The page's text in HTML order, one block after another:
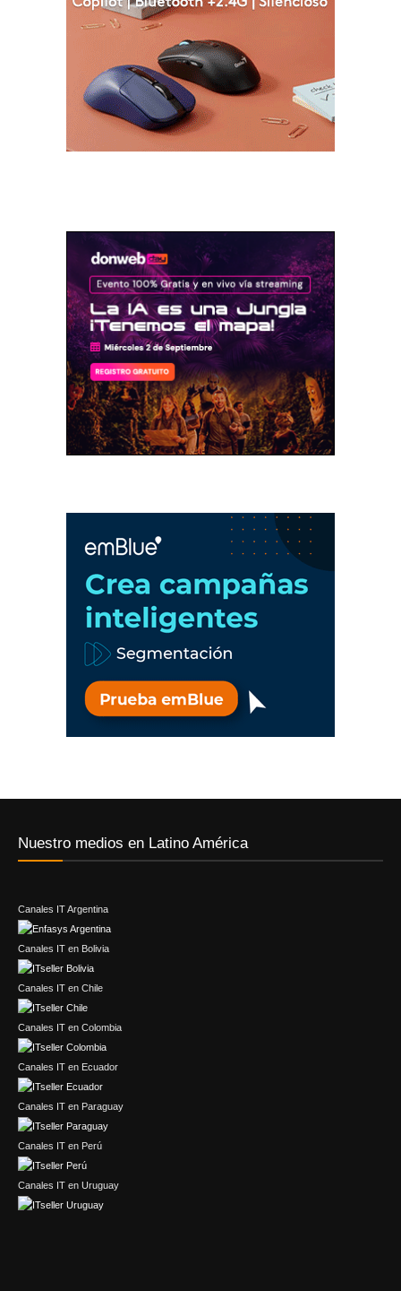
Nuestro medios en Latino América
Canales IT Argentina
Canales IT en Bolivia
Canales IT en Chile
Canales IT en Colombia
Canales IT en Ecuador
Canales IT en Paraguay
Canales IT en Perú
Canales IT en Uruguay